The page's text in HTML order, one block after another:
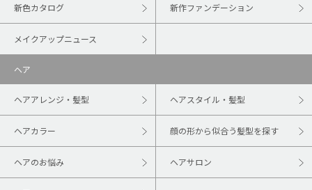
新色カタログ 新作ファンデーション
メイクアップニュース
ヘア
ヘアアレンジ・髪型 ヘアスタイル・髪型
ヘアカラー 顔の形から似合う髪型を探す
ヘアのお悩み ヘアサロン